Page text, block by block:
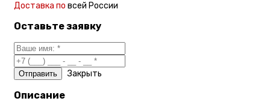
Доставка по всей России
Оставьте заявку
Закрыть
Описание